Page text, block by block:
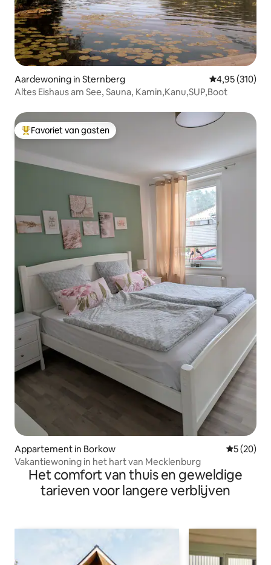
Aardewoning in Sternberg Gemiddelde
4,95 (310)
Altes Eishaus am See, Sauna, Kamin,Kanu,SUP,Boot
Topfavoriet van gasten
Favoriet van gasten
Appartement in Borkow
5 (20)
Vakantiewoning in het hart van Mecklenburg
Het comfort van thuis en geweldige
tarieven voor langere verblijven